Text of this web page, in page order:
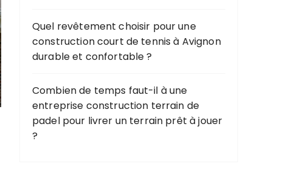
Quel revêtement choisir pour une
construction court de tennis à Avignon
durable et confortable ?
Combien de temps faut-il à une
entreprise construction terrain de
padel pour livrer un terrain prêt à jouer
?